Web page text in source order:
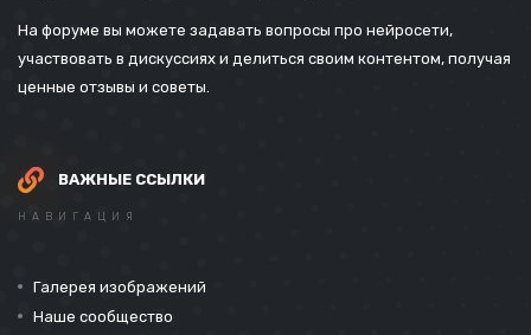
На форуме вы можете задавать вопросы про нейросети,
участвовать в дискуссиях и делиться своим контентом, получая
ценные отзывы и советы.
ВАЖНЫЕ ССЫЛКИ
НАВИГАЦИЯ
Галерея изображений
Наше сообщество